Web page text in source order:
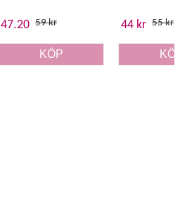
47.20 59 kr
KÖP
44 kr 55 kr